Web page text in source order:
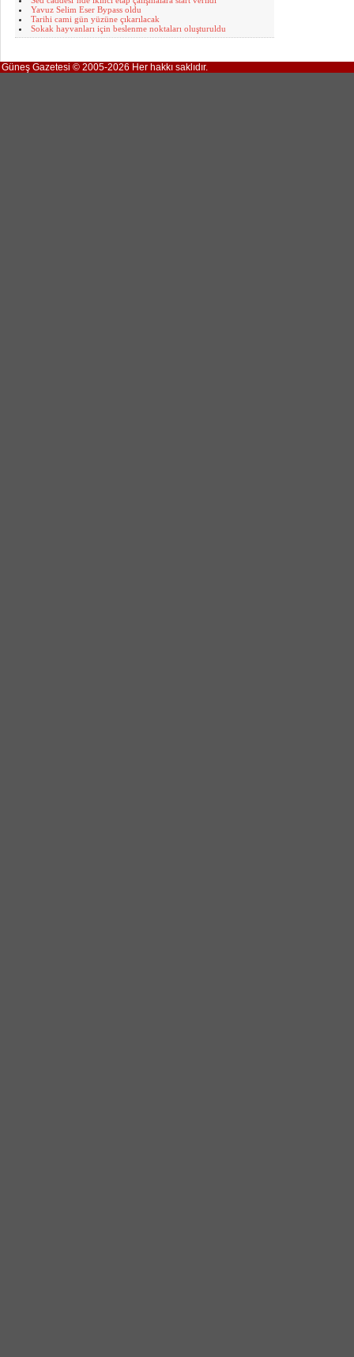
Yavuz Selim Eser Bypass oldu
Tarihi cami gün yüzüne çıkarılacak
Sokak hayvanları için beslenme noktaları oluşturuldu
Güneş Gazetesi © 2005-2026 Her hakkı saklıdır.